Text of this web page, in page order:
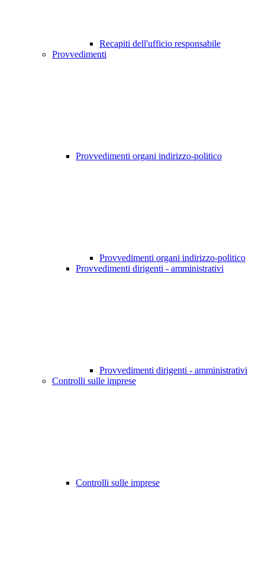
Recapiti dell'ufficio responsabile
Provvedimenti
Provvedimenti organi indirizzo-politico
Provvedimenti organi indirizzo-politico
Provvedimenti dirigenti - amministrativi
Provvedimenti dirigenti - amministrativi
Controlli sulle imprese
Controlli sulle imprese